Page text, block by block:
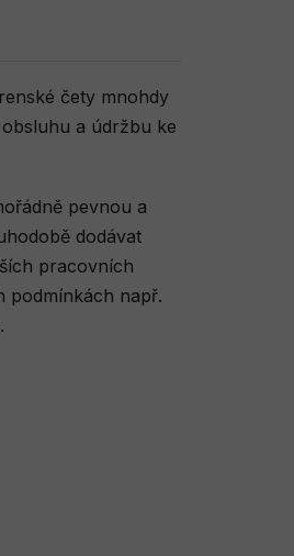
čety mnohdy
a údržbu ke
pevnou a
dodávat
pracovních
podmínkách např.